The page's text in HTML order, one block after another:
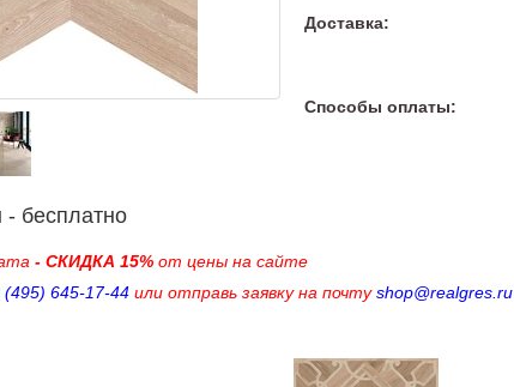
Доставка:
Способы оплаты:
- бесплатно
- СКИДКА 15% от цены на сайте
(495) 645-17-44 или отправь заявку на почтуshop@realgres.ru